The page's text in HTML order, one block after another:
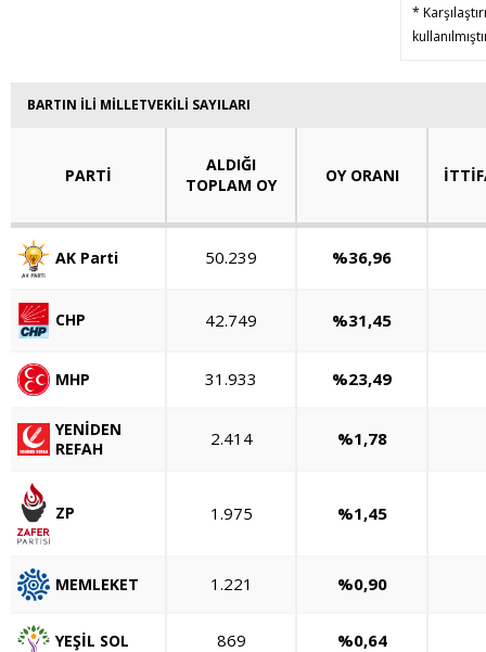
*
BARTIN İLİ MİLLETVEKİLİ SAYILARI
PARTİ
ALDIĞI
TOPLAM OY
OY ORANI
AK Parti 50.239 %36,96
CHP 42.749 %31,45
MHP 31.933 %23,49
YENİDEN
REFAH
2.414 %1,78
ZP 1.975 %1,45
MEMLEKET 1.221 %0,90
YEŞİL SOL 869 %0,64